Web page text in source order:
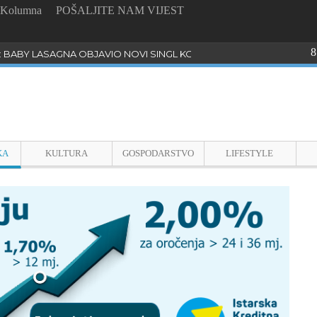
Kolumna POŠALJITE NAM VIJEST
BABY LASAGNA OBJAVIO NOVI SINGL KOJI PROGOVARA O
KULTURA GOSPODARSTVO LIFESTYLE